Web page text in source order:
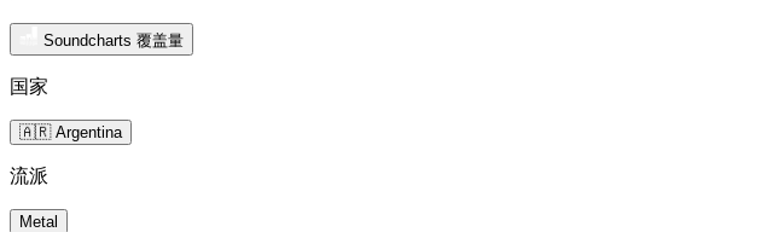
Soundcharts 覆盖量
国家
🇦🇷 Argentina
流派
Metal